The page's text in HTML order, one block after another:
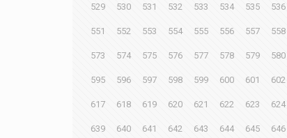
529 530 531 532 533 534 535 536
551 552 553 554 555 556 557 558
573 574 575 576 577 578 579 580
595 596 597 598 599 600 601 602
617 618 619 620 621 622 623 624
639 640 641 642 643 644 645 646